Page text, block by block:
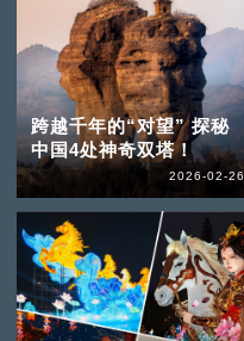
跨越千年的“对望” 探秘
中国4处神奇双塔！
2026-02-26